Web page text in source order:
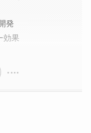
発
効果